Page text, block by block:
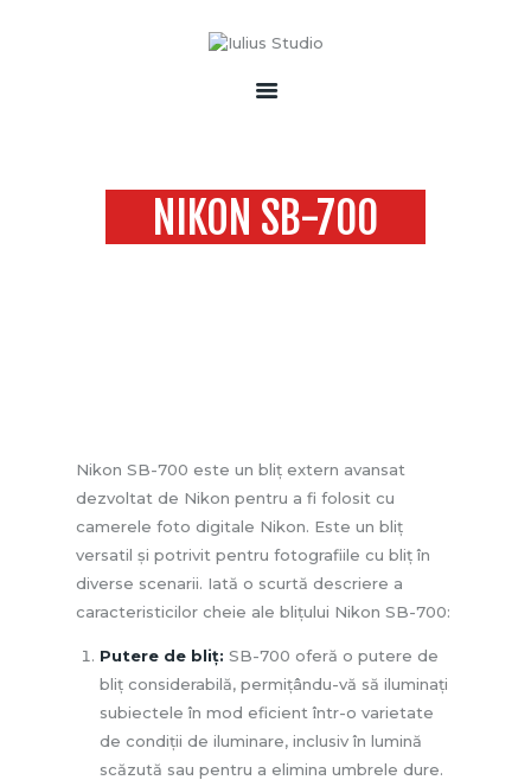
NIKON SB-700
SONORIZĂRI
SERVICII
Nikon SB-700 este un bliț extern avansat
dezvoltat de Nikon pentru a fi folosit cu
camerele foto digitale Nikon. Este un bliț
versatil și potrivit pentru fotografiile cu bliț în
diverse scenarii. Iată o scurtă descriere a
caracteristicilor cheie ale blițului Nikon SB-700:
Putere de bliț: SB-700 oferă o putere de
bliț considerabilă, permițându-vă să iluminați
subiectele în mod eficient într-o varietate
de condiții de iluminare, inclusiv în lumină
scăzută sau pentru a elimina umbrele dure.